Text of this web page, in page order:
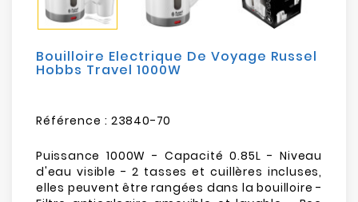
Loisirs
Bouilloire Electrique De Voyage Russel
Hobbs Travel 1000W
Référence : 23840-70
Puissance 1000W - Capacité 0.85L - Niveau
d'eau visible - 2 tasses et cuillères incluses,
elles peuvent être rangées dans la bouilloire -